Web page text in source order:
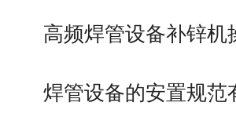
高频焊管设备补锌
焊管设备的安置规范